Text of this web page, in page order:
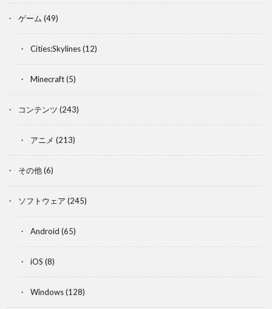
ゲーム (49)
Cities:Skylines(12)
Minecraft(5)
コンテンツ (243)
アニメ (213)
その他(6)
ソフトウェア (245)
Android (65)
iOS (8)
Windows(128)